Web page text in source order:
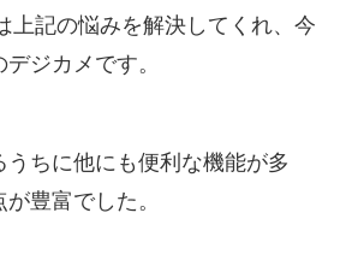
上記の悩みを解決してくれ、今
ジカメです。
うちに他にも便利な機能が多
豊富でした。